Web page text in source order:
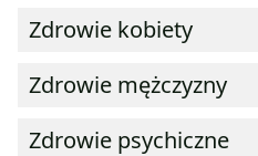
Zdrowie kobiety
Zdrowie mężczyzny
Zdrowie psychiczne